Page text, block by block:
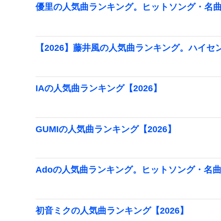
優里の人気曲ランキング。ヒットソング・名
【2026】藤井風の人気曲ランキング。ハイセ
IAの人気曲ランキング【2026】
GUMIの人気曲ランキング【2026】
Adoの人気曲ランキング。ヒットソング・名
初音ミクの人気曲ランキング【2026】